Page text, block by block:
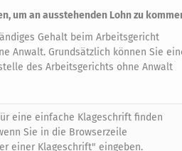
um an ausstehenden Lohn zu
Gehalt beim Arbeitsgericht
Anwalt. Grundsätzlich können Sie
des Arbeitsgerichts ohne Anwalt
eine einfache Klageschrift finden
Sie in die Browserzeile
einer Klageschrift" eingeben.